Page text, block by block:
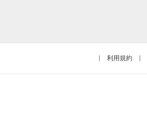
利用規約